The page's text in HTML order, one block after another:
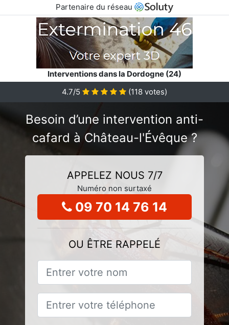
Partenaire du réseau
Interventions dans la Dordogne (24)
4.7/5
(118 votes)
Besoin d’une intervention anti-
cafard à Château-l'Évêque ?
APPELEZ NOUS 7/7
Numéro non surtaxé
09 70 14 76 14
OU ÊTRE RAPPELÉ